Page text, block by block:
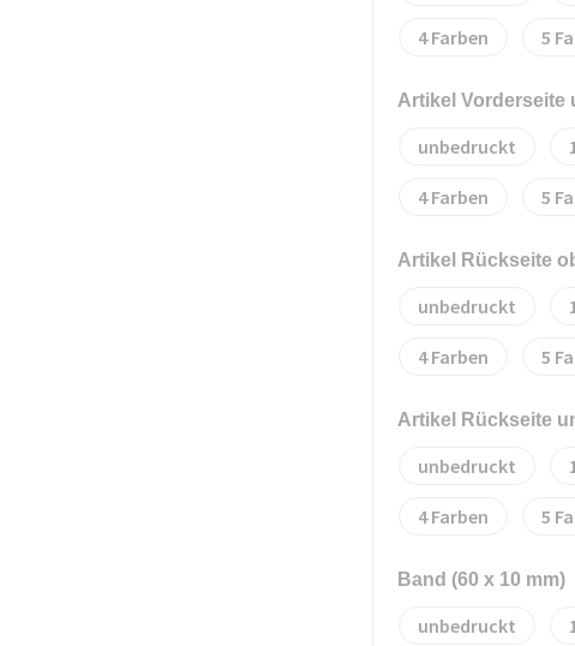
4 5
Artikel Vorderseite
unbedruckt
4 5
Artikel Rückseite
unbedruckt
4 5
Artikel Rückseite
unbedruckt
4 5
Band (60 x 10 mm)
unbedruckt